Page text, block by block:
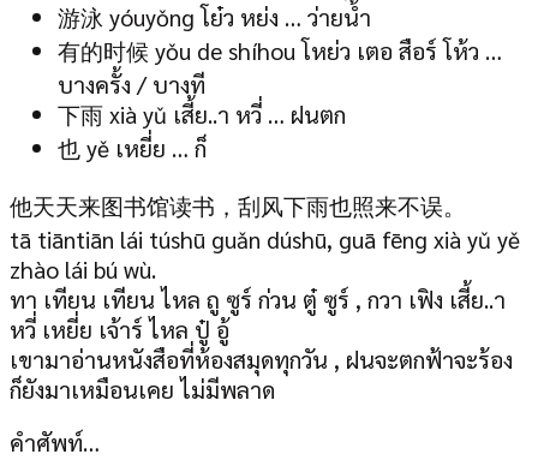
游泳 yóuyǒng โย๋ว หย่ง … ว่ายน้ำ
有的时候 yǒu de shíhou โหย่ว เตอ สือร์ โห้ว …
บางครั้ง / บางที
下雨 xià yǔ เสี้ย..า หวี่ … ฝนตก
也 yě เหยี่ย … ก็
他天天来图书馆读书，刮风下雨也照来不误。
tā tiāntiān lái túshū guǎn dúshū, guā fēng xià yǔ yě
zhào lái bú wù.
ทา เทียน เทียน ไหล ถู ซูร์ ก่วน ตู๋ ซูร์ , กวา เฟิง เสี้ย..า
หวี่ เหยี่ย เจ้าร์ ไหล ปู๋ อู้
เขามาอ่านหนังสือที่ห้องสมุดทุกวัน , ฝนจะตกฟ้าจะร้อง
ก็ยังมาเหมือนเคย ไม่มีพลาด
คำศัพท์…